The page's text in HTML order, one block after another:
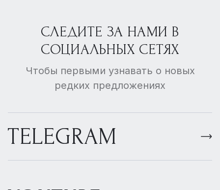
СЛЕДИТЕ ЗА НАМИ В
СОЦИАЛЬНЫХ СЕТЯХ
Чтобы первыми узнавать о новых
редких предложениях
TELEGRAM